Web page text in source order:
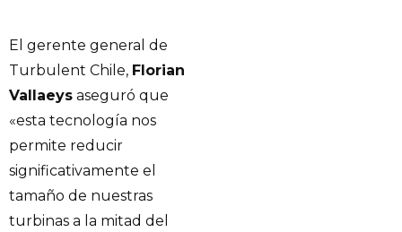
El gerente general de
Turbulent Chile, Florian
Vallaeys aseguró que
«esta tecnología nos
permite reducir
significativamente el
tamaño de nuestras
turbinas a la mitad del